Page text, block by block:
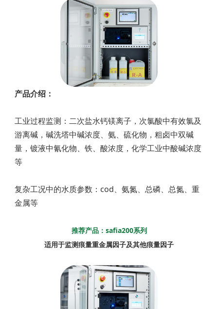
产品介绍：
工业过程监测：二次盐水钙镁离子，次氯酸中有效氯及
游离碱，碱洗塔中碱浓度、氨、硫化物，粗卤中双碱
量，镀液中氰化物、铁、酸浓度，化学工业中酸碱浓度
等
复杂工况中的水质参数：cod、氨氮、总磷、总氮、重
金属等
推荐产品：safia200系列
适用于监测痕量重金属因子及其他痕量因子